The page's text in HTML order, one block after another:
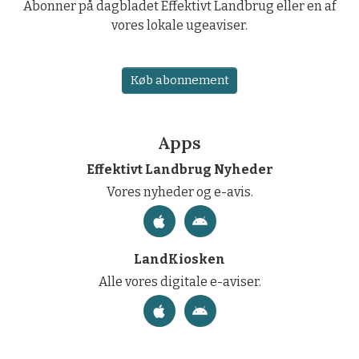
Abonner på dagbladet Effektivt Landbrug eller en af
vores lokale ugeaviser.
Køb abonnement
Apps
Effektivt Landbrug Nyheder
Vores nyheder og e-avis.
LandKiosken
Alle vores digitale e-aviser.